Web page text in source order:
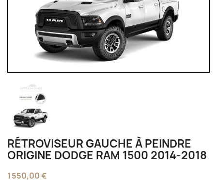
RÉTROVISEUR GAUCHE À PEINDRE
ORIGINE DODGE RAM 1500 2014-2018
1 550,00 €